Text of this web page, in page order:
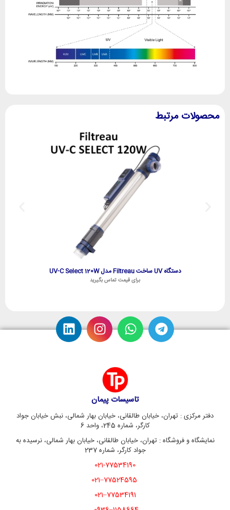
محصولات مرتبط
دستگاه UV ساخت Filtreau مدل UV-C Select 120W
برای قیمت تماس بگیرید
تاسیسات پیمان
دفتر مرکزی : تهران، خیابان طالقانی، خیابان بهار شمالی، نبش خیابان جواد
کارگر، شماره 245، واحد 6
نمایشگاه و فروشگاه : تهران، خیابان طالقانی، خیابان بهار شمالی، نرسیده به
جواد کارگر، شماره 237
021-77534190
77524595–021
77534191–021